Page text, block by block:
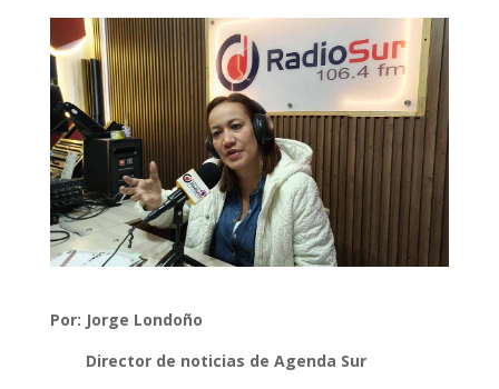
Por: Jorge Londoño
Director de noticias de Agenda Sur